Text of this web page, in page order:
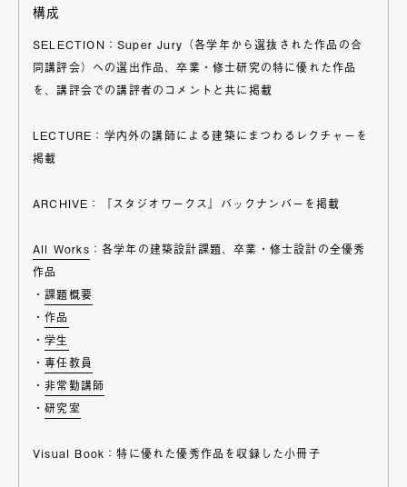
構成
SELECTION：Super Jury（各学年から選抜された作品の合
同講評会）への選出作品、卒業・修士研究の特に優れた作品
を、講評会での講評者のコメントと共に掲載
LECTURE：学内外の講師による建築にまつわるレクチャーを
掲載
ARCHIVE：『スタジオワークス』バックナンバーを掲載
All Works ：各学年の建築設計課題、卒業・修士設計の全優秀
作品
・課題概要
・作品
・学生
・専任教員
・非常勤講師
・研究室
Visual Book：特に優れた優秀作品を収録した小冊子